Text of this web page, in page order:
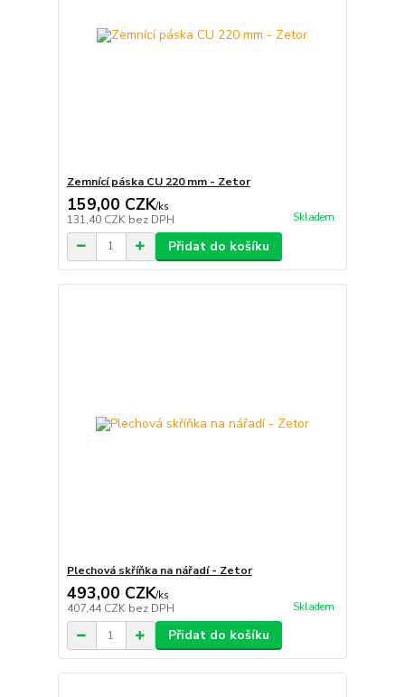
Zemnící páska CU 220 mm - Zetor
159,00 CZK/ks
131,40 CZK bez DPH Skladem
Přidat do košíku
Plechová skříňka na nářadí - Zetor
493,00 CZK/ks
407,44 CZK bez DPH Skladem
Přidat do košíku